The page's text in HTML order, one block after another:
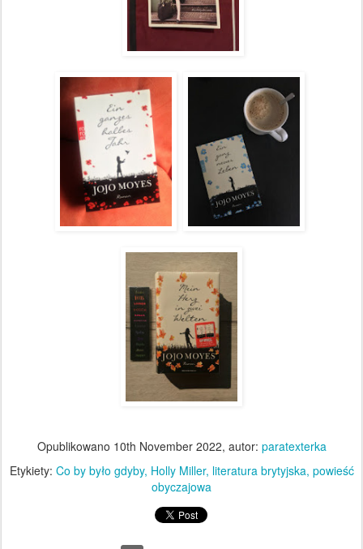
Opublikowano 10th November 2022, autor: paratexterka
Etykiety: Co by było gdyby Holly Miller literatura brytyjska powieść
obyczajowa